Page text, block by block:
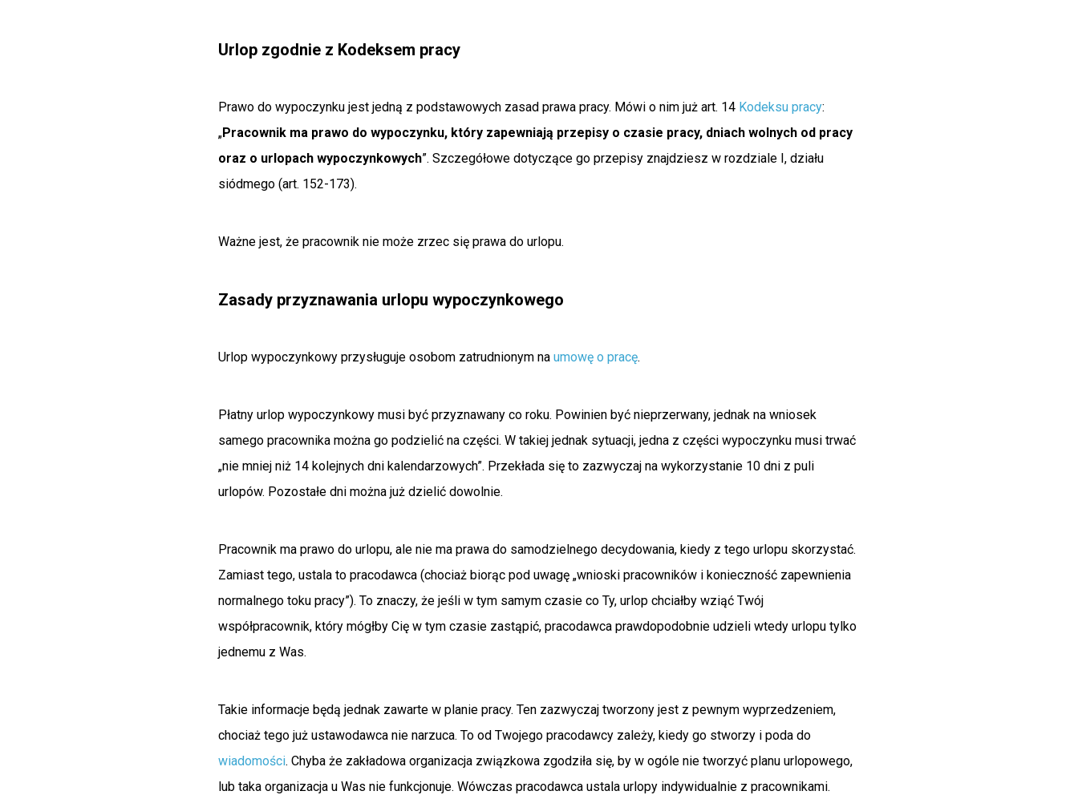
Urlop zgodnie z Kodeksem pracy
Prawo do wypoczynku jest jedną z podstawowych zasad prawa pracy. Mówi o nim już art. 14 Kodeksu pracy:
„Pracownik ma prawo do wypoczynku, który zapewniają przepisy o czasie pracy, dniach wolnych od pracy
oraz o urlopach wypoczynkowych”. Szczegółowe dotyczące go przepisy znajdziesz w rozdziale I, działu
siódmego (art. 152-173).
Ważne jest, że pracownik nie może zrzec się prawa do urlopu.
Zasady przyznawania urlopu wypoczynkowego
Urlop wypoczynkowy przysługuje osobom zatrudnionym na umowę o pracę.
Płatny urlop wypoczynkowy musi być przyznawany co roku. Powinien być nieprzerwany, jednak na wniosek
samego pracownika można go podzielić na części. W takiej jednak sytuacji, jedna z części wypoczynku musi trwać
„nie mniej niż 14 kolejnych dni kalendarzowych”. Przekłada się to zazwyczaj na wykorzystanie 10 dni z puli
urlopów. Pozostałe dni można już dzielić dowolnie.
Pracownik ma prawo do urlopu, ale nie ma prawa do samodzielnego decydowania, kiedy z tego urlopu skorzystać.
Zamiast tego, ustala to pracodawca (chociaż biorąc pod uwagę „wnioski pracowników i konieczność zapewnienia
normalnego toku pracy”). To znaczy, że jeśli w tym samym czasie co Ty, urlop chciałby wziąć Twój
współpracownik, który mógłby Cię w tym czasie zastąpić, pracodawca prawdopodobnie udzieli wtedy urlopu tylko
jednemu z Was.
Takie informacje będą jednak zawarte w planie pracy. Ten zazwyczaj tworzony jest z pewnym wyprzedzeniem,
chociaż tego już ustawodawca nie narzuca. To od Twojego pracodawcy zależy, kiedy go stworzy i poda do
wiadomości. Chyba że zakładowa organizacja związkowa zgodziła się, by w ogóle nie tworzyć planu urlopowego,
lub taka organizacja u Was nie funkcjonuje. Wówczas pracodawca ustala urlopy indywidualnie z pracownikami.